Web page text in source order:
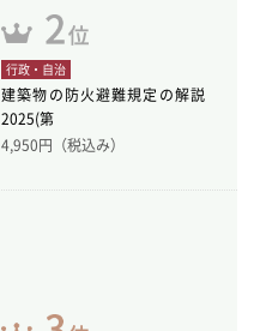
行政・自治
建築物の防火避難規定の解説
2025(第
4,950円（税込み）